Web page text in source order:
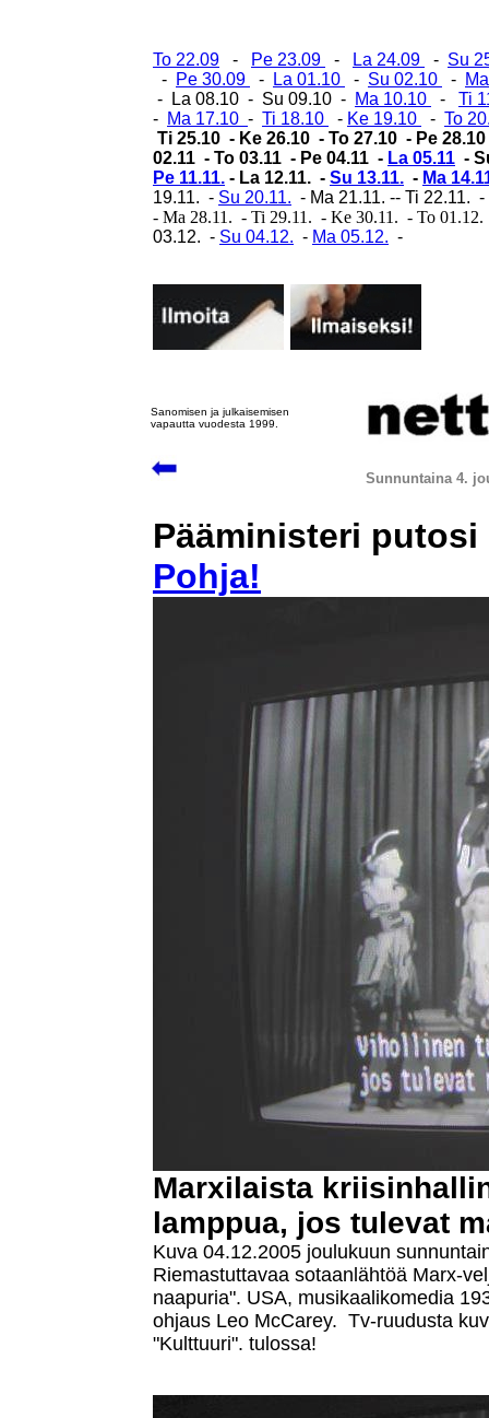
To 22.09 - Pe 23.09 - La 24.09 - Su
- Pe 30.09 - La 01.10 - Su 02.10 -
- La 08.10 - Su 09.10 - Ma 10.10 - Ti
- Ma 17.10 - Ti 18.10 - Ke 19.10 - To
Ti 25.10 - Ke 26.10 - To 27.10 - Pe
02.11 - To 03.11 - Pe 04.11 - La 05.11 -
Pe 11.11. - La 12.11. - Su 13.11. - Ma
19.11. - Su 20.11. - Ma 21.11. -- Ti 22.11. -
- Ma 28.11. - Ti 29.11. - Ke 30.11. - To
03.12. - Su 04.12. - Ma 05.12. -
Sanomisen ja julkaisemisen
vapautta vuodesta 1999.
Sunnuntaina 4.
Pääministeri
Pohja!
Marxilaista
lamppua, jos tulevat
Kuva 04.12.2005 joulukuun
Riemastuttavaa sotaanlähtöä Marx-
naapuria". USA, musikaalikomedia
ohjaus Leo McCarey. Tv-ruudusta
"Kulttuuri". tulossa!